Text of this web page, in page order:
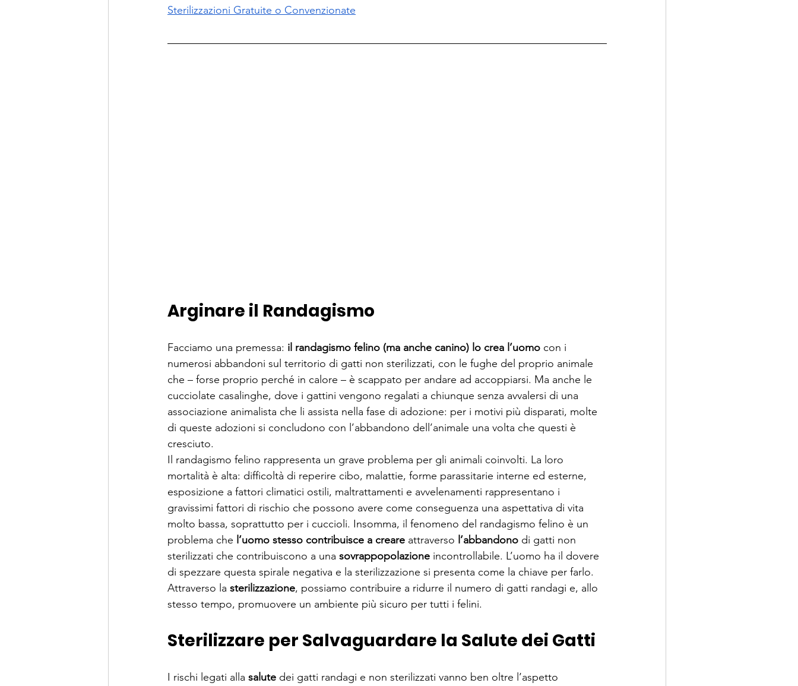
Sterilizzazioni Gratuite o Convenzionate
Arginare il Randagismo
Facciamo una premessa: il randagismo felino (ma anche canino) lo crea l’uomo con i
numerosi abbandoni sul territorio di gatti non sterilizzati, con le fughe del proprio animale
che – forse proprio perché in calore – è scappato per andare ad accoppiarsi. Ma anche le
cucciolate casalinghe, dove i gattini vengono regalati a chiunque senza avvalersi di una
associazione animalista che li assista nella fase di adozione: per i motivi più disparati, molte
di queste adozioni si concludono con l’abbandono dell’animale una volta che questi è
cresciuto.
Il randagismo felino rappresenta un grave problema per gli animali coinvolti. La loro
mortalità è alta: difficoltà di reperire cibo, malattie, forme parassitarie interne ed esterne,
esposizione a fattori climatici ostili, maltrattamenti e avvelenamenti rappresentano i
gravissimi fattori di rischio che possono avere come conseguenza una aspettativa di vita
molto bassa, soprattutto per i cuccioli. Insomma, il fenomeno del randagismo felino è un
problema che l’uomo stesso contribuisce a creare attraverso l’abbandono di gatti non
sterilizzati che contribuiscono a una sovrappopolazione incontrollabile. L’uomo ha il dovere
di spezzare questa spirale negativa e la sterilizzazione si presenta come la chiave per farlo.
Attraverso la sterilizzazione, possiamo contribuire a ridurre il numero di gatti randagi e, allo
stesso tempo, promuovere un ambiente più sicuro per tutti i felini.
Sterilizzare per Salvaguardare la Salute dei Gatti
I rischi legati alla salute dei gatti randagi e non sterilizzati vanno ben oltre l’aspetto